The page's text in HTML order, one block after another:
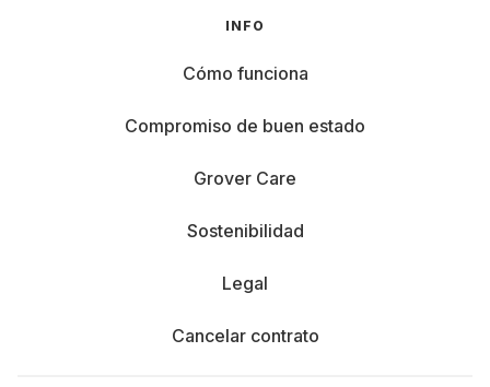
INFO
Cómo funciona
Compromiso de buen estado
Grover Care
Sostenibilidad
Legal
Cancelar contrato